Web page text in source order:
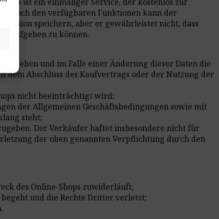
nach den verfügbaren Funktionen kann der
speichern, aber er gewährleistet nicht, dass
aufgeben zu können.
und im Falle einer Änderung dieser Daten die
dem Abschluss des Kaufvertrags oder der Nutzung der
nicht beeinträchtigt wird;
der Allgemeinen Geschäftsbedingungen sowie mit
steht;
Der Verkäufer haftet insbesondere nicht für
der oben genannten Verpflichtung durch den
des Online-Shops zuwiderläuft;
und die Rechte Dritter verletzt;